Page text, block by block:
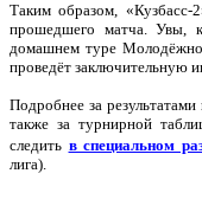
Таким образом,
прошедшего матча. Увы,
домашнем туре
проведёт заключительную
Подробнее за
также за турнирной
следить в специальном
лига).